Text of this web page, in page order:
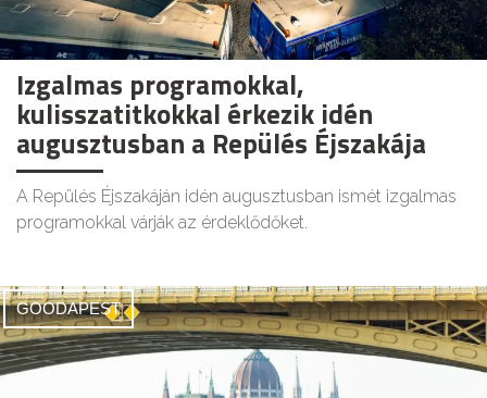
Izgalmas programokkal,
kulisszatitkokkal érkezik idén
augusztusban a Repülés Éjszakája
A Repülés Éjszakáján idén augusztusban ismét izgalmas
programokkal várják az érdeklődőket.
GOODAPEST